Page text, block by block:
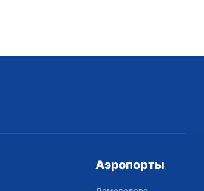
Аэропорты